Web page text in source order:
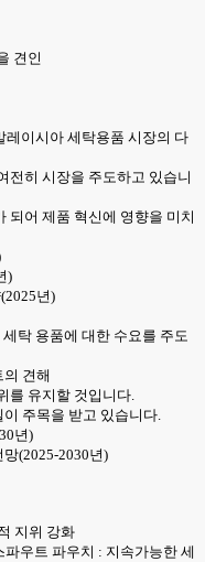
견인
레이시아 세탁용품 시장의 다
전히 시장을 주도하고 있습니
되어 제품 혁신에 영향을 미치
)
년)
탁 용품에 대한 수요를 주도
견해
를 유지할 것입니다.
주목을 받고 있습니다.
년)
(2025-2030년)
지위 강화
우트 파우치 : 지속가능한 세